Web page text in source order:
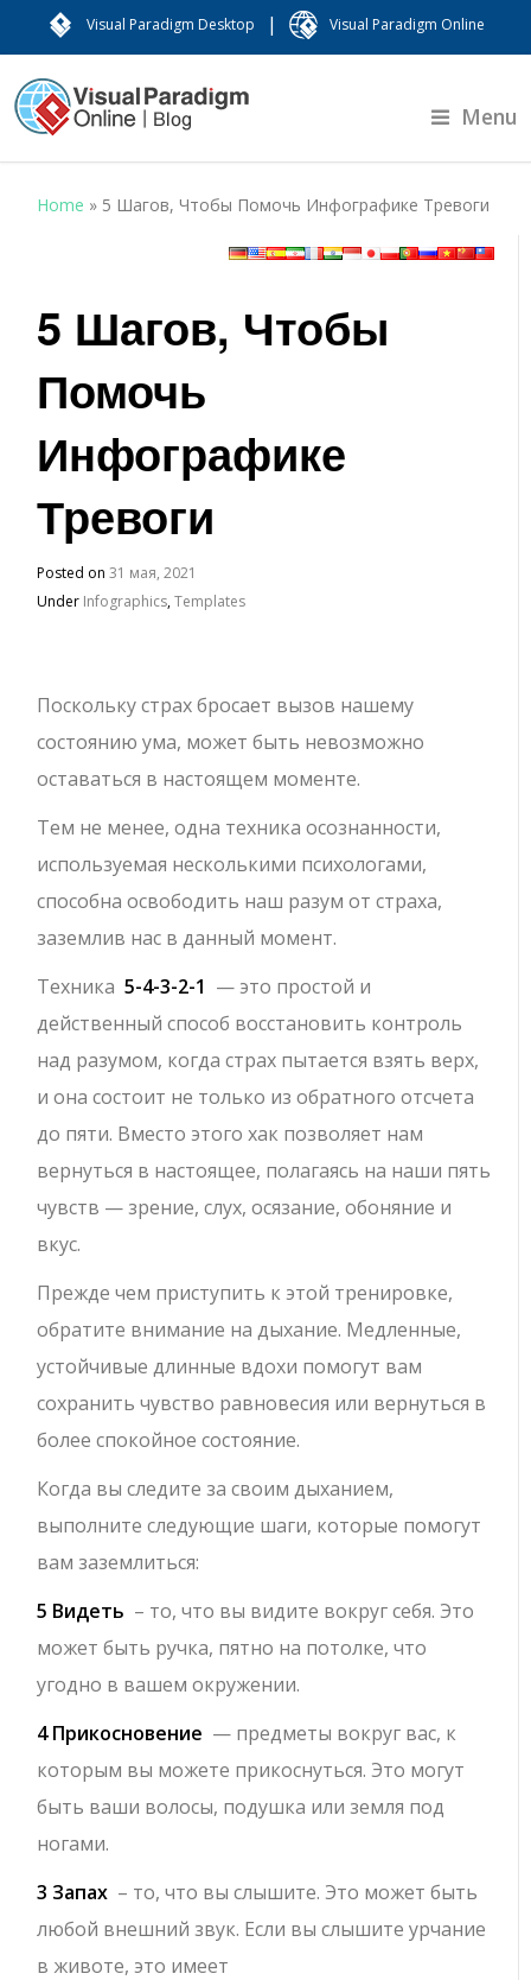
Visual Paradigm Desktop | Visual Paradigm Online
Menu
Home » 5 Шагов, Чтобы Помочь Инфографике Тревоги
5 Шагов, Чтобы
Помочь
Инфографике
Тревоги
Posted on31 мая, 2021
Under Infographics,Templates
Поскольку страх бросает вызов нашему
состоянию ума, может быть невозможно
оставаться в настоящем моменте.
Тем не менее, одна техника осознанности,
используемая несколькими психологами,
способна освободить наш разум от страха,
заземлив нас в данный момент.
Техника5-4-3-2-1 — это простой и
действенный способ восстановить контроль
над разумом, когда страх пытается взять верх,
и она состоит не только из обратного отсчета
до пяти. Вместо этого хак позволяет нам
вернуться в настоящее, полагаясь на наши пять
чувств — зрение, слух, осязание, обоняние и
вкус.
Прежде чем приступить к этой тренировке,
обратите внимание на дыхание. Медленные,
устойчивые длинные вдохи помогут вам
сохранить чувство равновесия или вернуться в
более спокойное состояние.
Когда вы следите за своим дыханием,
выполните следующие шаги, которые помогут
вам заземлиться:
5 Видеть – то, что вы видите вокруг себя. Это
может быть ручка, пятно на потолке, что
угодно в вашем окружении.
4 Прикосновение — предметы вокруг вас, к
которым вы можете прикоснуться. Это могут
быть ваши волосы, подушка или земля под
ногами.
3 Запах – то, что вы слышите. Это может быть
любой внешний звук. Если вы слышите урчание
в животе, это имеет